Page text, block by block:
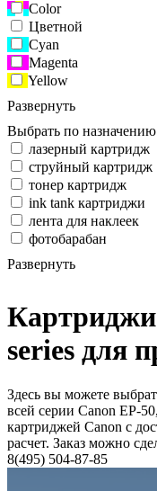
Color
Цветной
Cyan
Magenta
Yellow
Развернуть
Выбрать по назначению
лазерный картридж
струйный картридж
тонер картридж
ink tank картриджи
лента для наклеек
фотобарабан
Развернуть
series для
Здесь вы можете
всей серии Canon EP-
картриджей Canon с
расчет. Заказ можно
8(495) 504-87-85